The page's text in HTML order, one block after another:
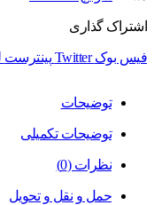
اشتراک گذاری
فیس بوک Twitter پینترست
توضیحات
توضیحات تکمیلی
نظرات (0)
حمل و نقل و تحویل